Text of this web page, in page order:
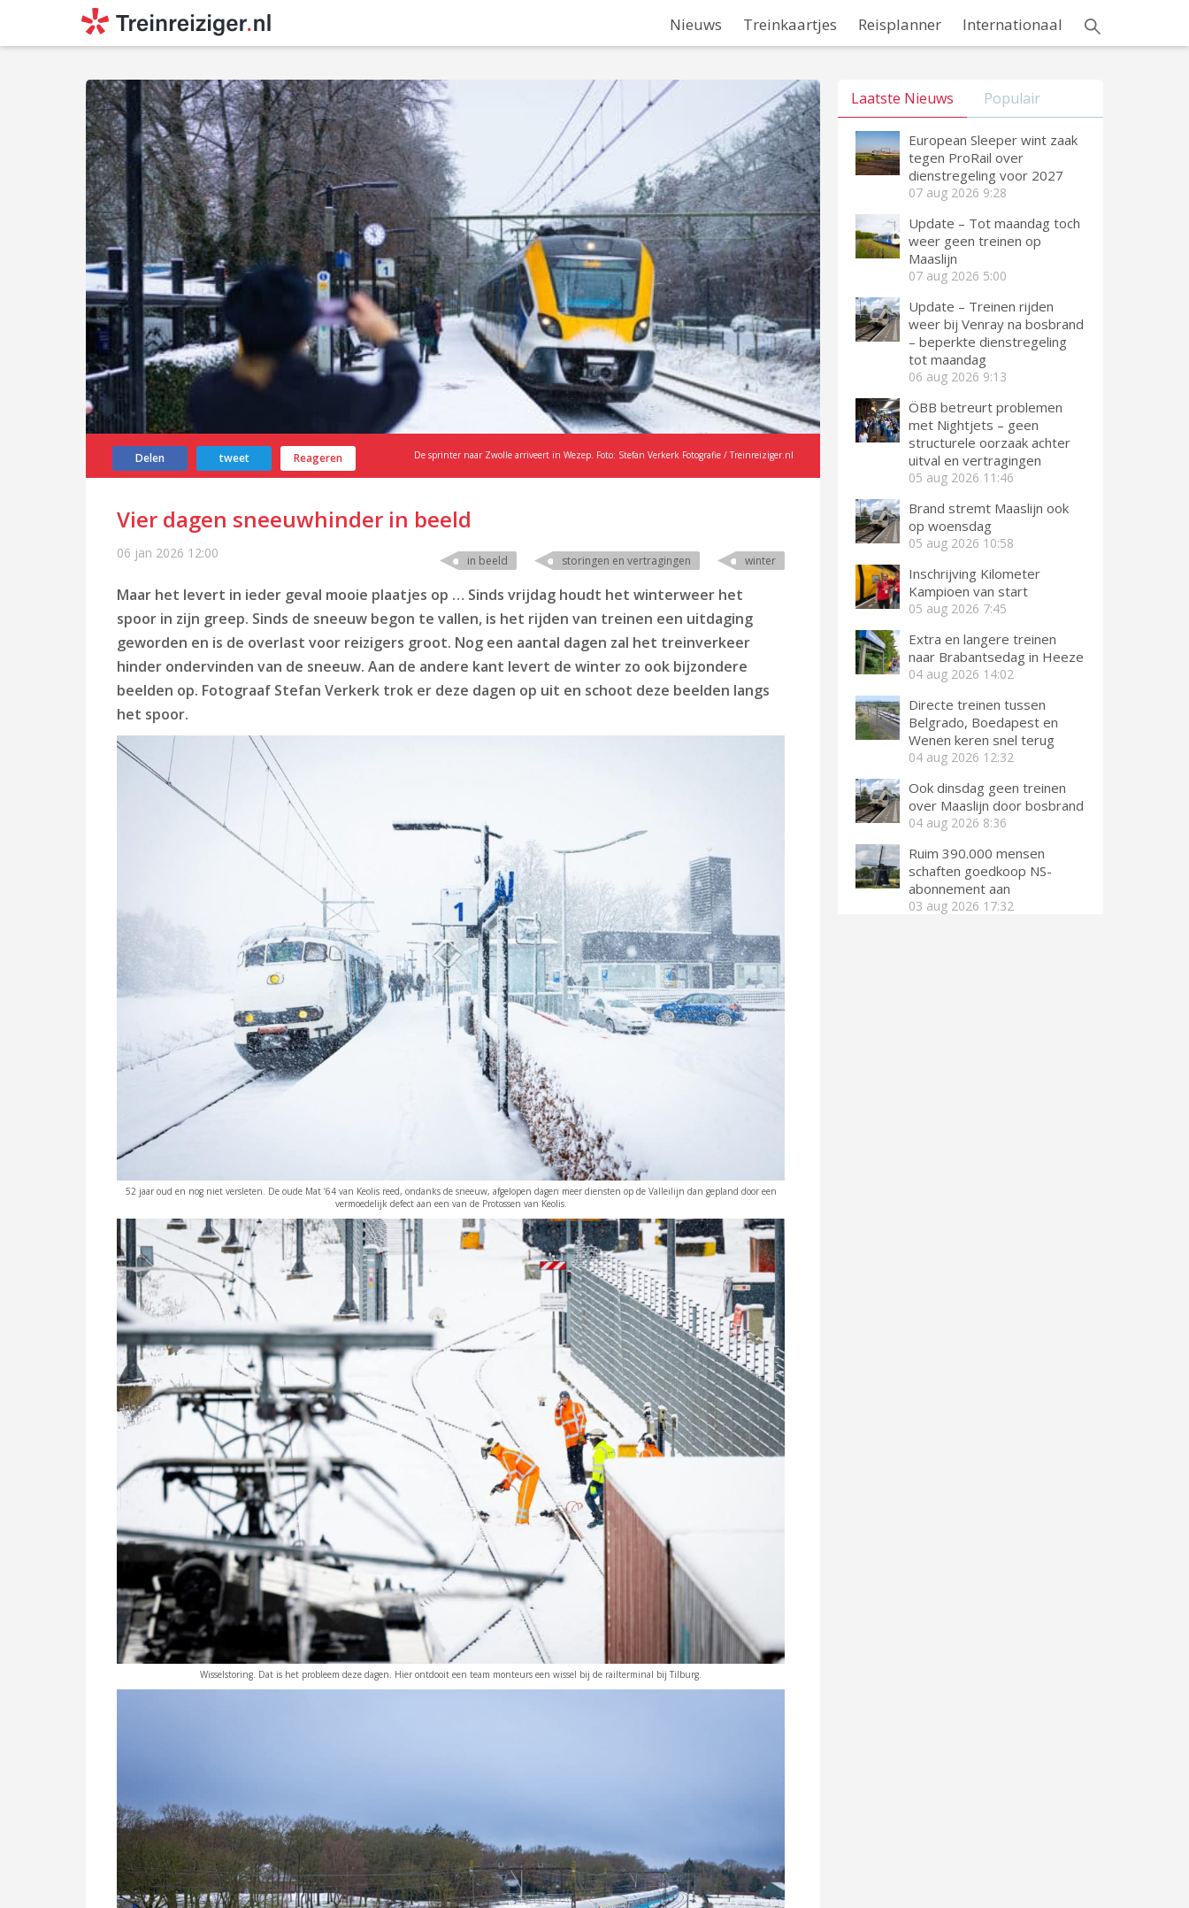
Nieuws Treinkaartjes Reisplanner Internationaal
Delen tweet Reageren De sprinter naar Zwolle arriveert in Wezep. Foto: Stefan Verkerk Fotografie / Treinreiziger.nl
Vier dagen sneeuwhinder in beeld
06 jan 2026 12:00 in beeld storingen en vertragingen winter
Maar het levert in ieder geval mooie plaatjes op … Sinds vrijdag houdt het winterweer het
spoor in zijn greep. Sinds de sneeuw begon te vallen, is het rijden van treinen een uitdaging
geworden en is de overlast voor reizigers groot. Nog een aantal dagen zal het treinverkeer
hinder ondervinden van de sneeuw. Aan de andere kant levert de winter zo ook bijzondere
beelden op. Fotograaf Stefan Verkerk trok er deze dagen op uit en schoot deze beelden langs
het spoor.
52 jaar oud en nog niet versleten. De oude Mat ’64 van Keolis reed, ondanks de sneeuw, afgelopen dagen meer diensten op de Valleilijn dan gepland door een
vermoedelijk defect aan een van de Protossen van Keolis.
Wisselstoring. Dat is het probleem deze dagen. Hier ontdooit een team monteurs een wissel bij de railterminal bij Tilburg.
Laatste Nieuws Populair
European Sleeper wint zaak
tegen ProRail over
dienstregeling voor 2027
07 aug 2026 9:28
Update – Tot maandag toch
weer geen treinen op
Maaslijn
07 aug 2026 5:00
Update – Treinen rijden
weer bij Venray na bosbrand
– beperkte dienstregeling
tot maandag
06 aug 2026 9:13
ÖBB betreurt problemen
met Nightjets – geen
structurele oorzaak achter
uitval en vertragingen
05 aug 2026 11:46
Brand stremt Maaslijn ook
op woensdag
05 aug 2026 10:58
Inschrijving Kilometer
Kampioen van start
05 aug 2026 7:45
Extra en langere treinen
naar Brabantsedag in Heeze
04 aug 2026 14:02
Directe treinen tussen
Belgrado, Boedapest en
Wenen keren snel terug
04 aug 2026 12:32
Ook dinsdag geen treinen
over Maaslijn door bosbrand
04 aug 2026 8:36
Ruim 390.000 mensen
schaften goedkoop NS-
abonnement aan
03 aug 2026 17:32